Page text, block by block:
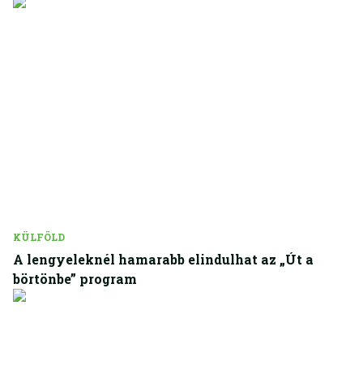
KÜLFÖLD
A lengyeleknél hamarabb elindulhat az „Út a
börtönbe” program